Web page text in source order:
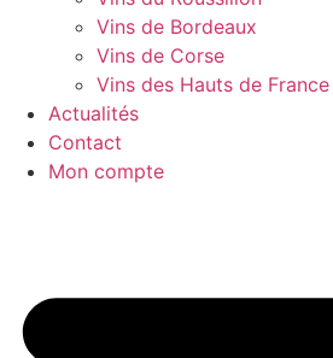
Vins de Bordeaux
Vins de Corse
Vins des Hauts de France
Actualités
Contact
Mon compte